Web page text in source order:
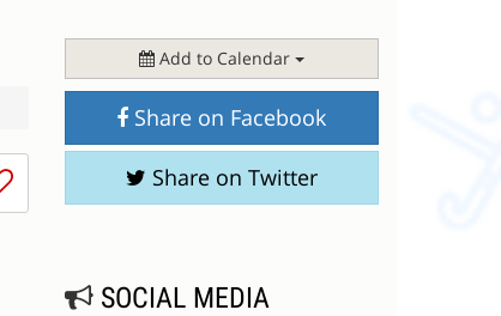
I
don't
session
Add to Calendar
Share on Facebook
Share on Twitter
SOCIAL MEDIA